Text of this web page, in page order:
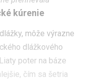
kúrenie
môže výrazne
dlážkového
poter na báze
čím sa šetria